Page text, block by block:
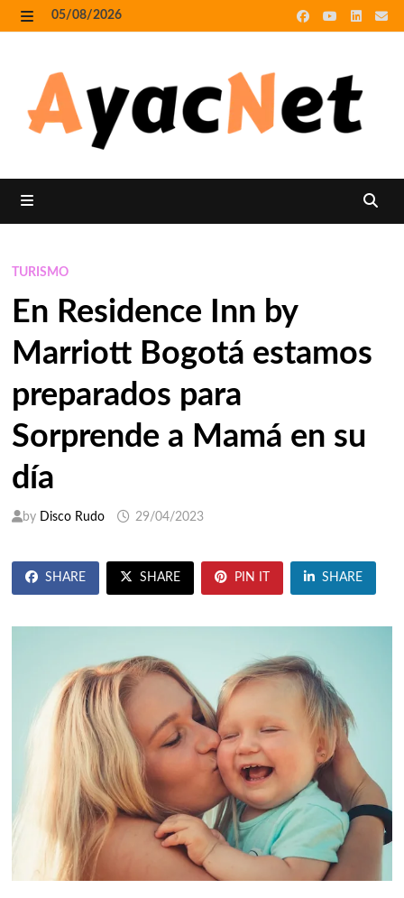
Skip
to
05/08/2026
TURISMO
En Residence Inn by
Marriott Bogotá estamos
preparados para
Sorprende a Mamá en su
día
by Disco Rudo 29/04/2023
SHARE SHARE PIN IT SHARE